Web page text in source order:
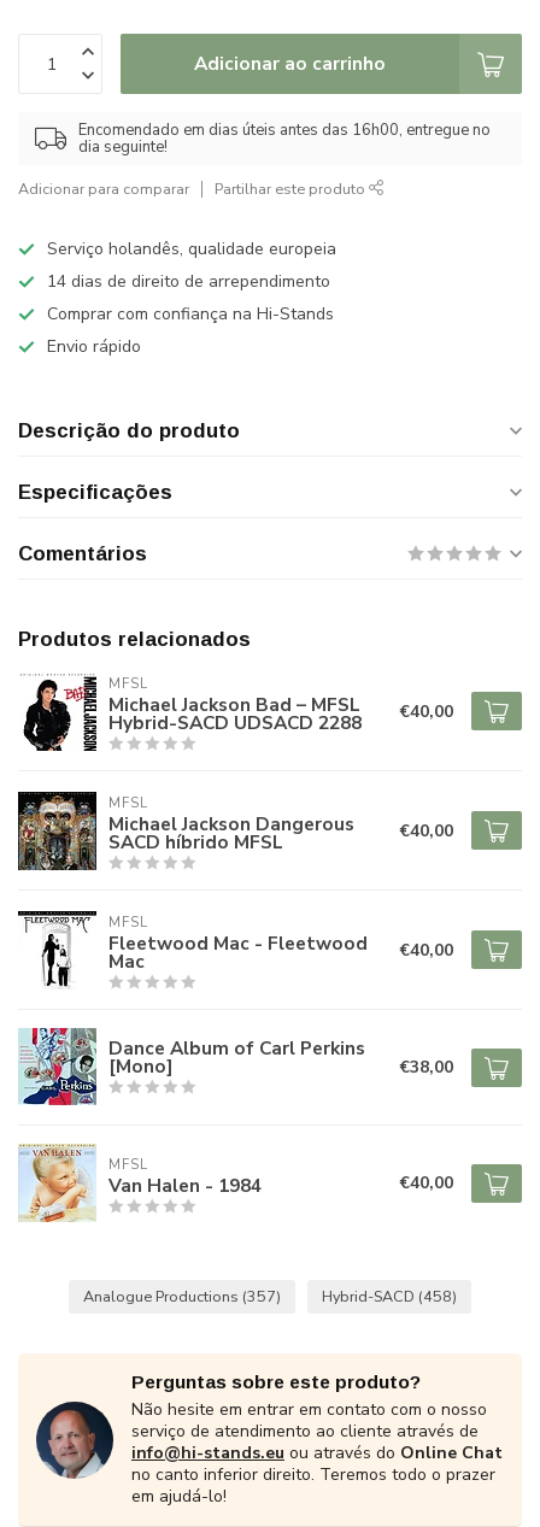
Adicionar ao carrinho
Encomendado em dias úteis antes das 16h00, entregue no
dia seguinte!
Adicionar para comparar Partilhar este produto
Serviço holandês, qualidade europeia
14 dias de direito de arrependimento
Comprar com confiança na Hi-Stands
Envio rápido
Descrição do produto
Especificações
Comentários
Produtos relacionados
MFSL
Michael Jackson Bad – MFSL
Hybrid-SACD UDSACD 2288 €40,00
MFSL
Michael Jackson Dangerous
SACD híbrido MFSL €40,00
MFSL
Fleetwood Mac - Fleetwood
Mac €40,00
Dance Album of Carl Perkins
[Mono] €38,00
MFSL
Van Halen - 1984 €40,00
Analogue Productions (357) Hybrid-SACD (458)
Perguntas sobre este produto?
Não hesite em entrar em contato com o nosso
serviço de atendimento ao cliente através de
info@hi-stands.eu ou através do Online Chat
no canto inferior direito. Teremos todo o prazer
em ajudá-lo!